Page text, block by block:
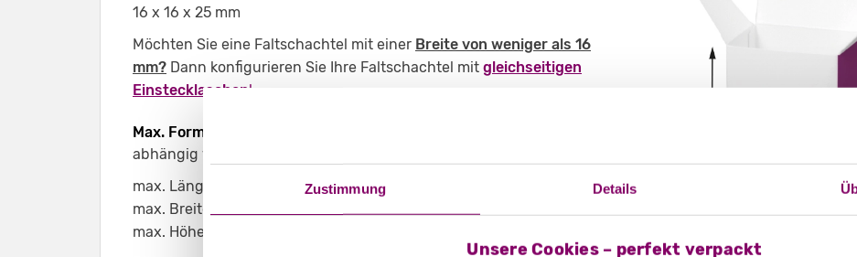
Zustimmung Details
Unsere Cookies – perfekt verpackt
16 x 16 x 25 mm
Möchten Sie eine Faltschachtel mit einer Breite von weniger als 16
mm? Dann konfigurieren Sie Ihre Faltschachtel mit gleichseitigen
Einstecklaschen!
Max. Format:
abhängig von der Kombination der drei eingegebenen Maße
max. Länge: 440 mm
max. Breite: 240 mm
max. Höhe: 945 mm